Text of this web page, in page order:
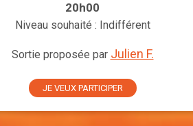
20h00
Niveau souhaité : Indifférent
Sortie proposée par Julien F.
JE VEUX PARTICIPER